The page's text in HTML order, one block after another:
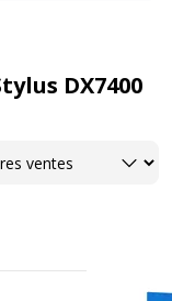
DX7400